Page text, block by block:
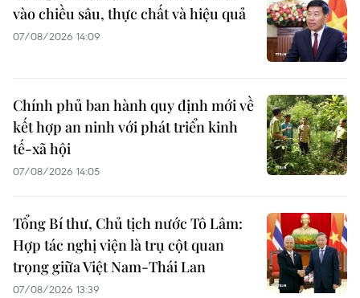
vào chiều sâu, thực chất và hiệu quả
07/08/2026 14:09
Chính phủ ban hành quy định mới về
kết hợp an ninh với phát triển kinh
tế-xã hội
07/08/2026 14:05
Tổng Bí thư, Chủ tịch nước Tô Lâm:
Hợp tác nghị viện là trụ cột quan
trọng giữa Việt Nam-Thái Lan
07/08/2026 13:39